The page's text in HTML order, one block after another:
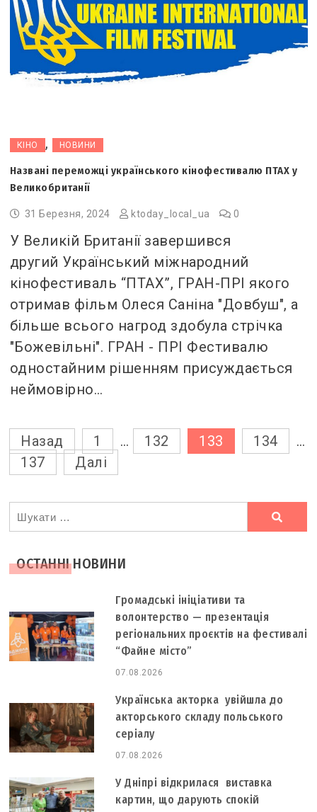
КІНО , НОВИНИ
Названі переможці українського кінофестивалю ПТАХ у
Великобританії
31 Березня, 2024 ktoday_local_ua 0
У Великій Британії завершився
другий Український міжнародний
кінофестиваль “ПТАХ”, ГРАН-ПРІ якого
отримав фільм Олеся Саніна "Довбуш", а
більше всього нагрод здобула стрічка
"Божевільні". ГРАН - ПРІ Фестивалю
одностайним рішенням присуждається
неймовірно…
Пагінація
записів
Назад 1 … 132 133 134
…
137
Далі
Ви
шукали
ОСТАННІ НОВИНИ
Громадські ініціативи та
волонтерство — презентація
регіональних проєктів на фестивалі
“Файне місто”
07.08.2026
Українська акторка увійшла до
акторського складу польського
серіалу
07.08.2026
У Дніпрі відкрилася виставка
картин, що дарують спокій